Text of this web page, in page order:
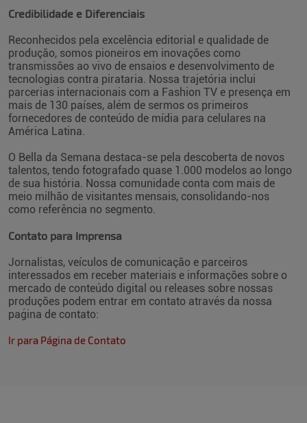
Credibilidade e Diferenciais
Reconhecidos pela excelência editorial e qualidade de
produção, somos pioneiros em inovações como
transmissões ao vivo de ensaios e desenvolvimento de
tecnologias contra pirataria. Nossa trajetória inclui
parcerias internacionais com a Fashion TV e presença em
mais de 130 países, além de sermos os primeiros
fornecedores de conteúdo de mídia para celulares na
América Latina.
O Bella da Semana destaca-se pela descoberta de novos
talentos, tendo fotografado quase 1.000 modelos ao longo
de sua história. Nossa comunidade conta com mais de
meio milhão de visitantes mensais, consolidando-nos
como referência no segmento.
Contato para Imprensa
Jornalistas, veículos de comunicação e parceiros
interessados em receber materiais e informações sobre o
mercado de conteúdo digital ou releases sobre nossas
produções podem entrar em contato através da nossa
paǵina de contato:
Ir para Página de Contato